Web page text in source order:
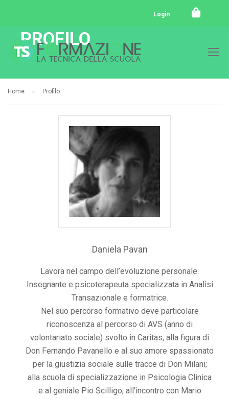
Login
PROFILO
Home Profilo
Daniela Pavan
Lavora nel campo dell’evoluzione personale.
Insegnante e psicoterapeuta specializzata in Analisi
Transazionale e formatrice.
Nel suo percorso formativo deve particolare
riconoscenza al percorso di AVS (anno di
volontariato sociale) svolto in Caritas, alla figura di
Don Fernando Pavanello e al suo amore spassionato
per la giustizia sociale sulle tracce di Don Milani;
alla scuola di specializzazione in Psicologia Clinica
e al geniale Pio Scilligo, all’incontro con Mario